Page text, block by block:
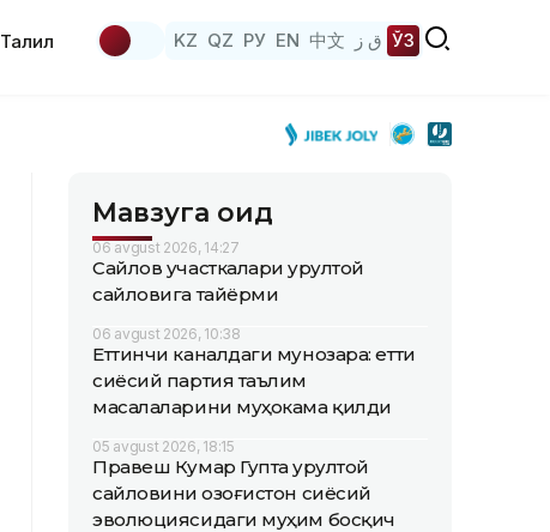
Таҳлил KZ QZ РУ EN 中文 ق ز ЎЗ
Мавзуга оид
06 avgust 2026, 14:27
Сайлов участкалари Қурултой
сайловига тайёрми
06 avgust 2026, 10:38
Еттинчи каналдаги мунозара: етти
сиёсий партия таълим
масалаларини муҳокама қилди
05 avgust 2026, 18:15
Правеш Кумар Гупта Қурултой
сайловини Қозоғистон сиёсий
эволюциясидаги муҳим босқич